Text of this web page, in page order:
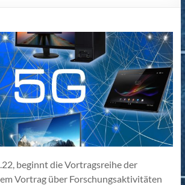
beginnt die Vortragsreihe der
Vortrag über Forschungsaktivitäten